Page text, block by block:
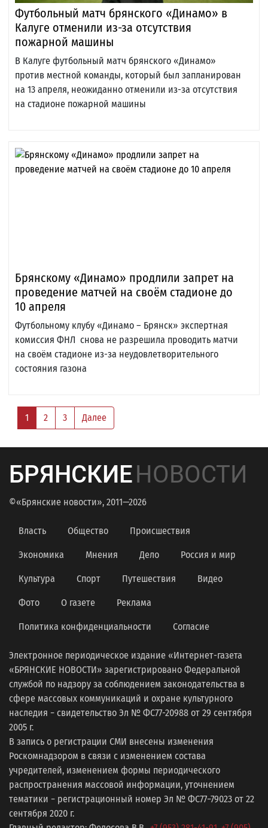
Футбольный матч брянского «Динамо» в
Калуге отменили из-за отсутствия
пожарной машины
В Калуге футбольный матч брянского «Динамо»
против местной команды, который был запланирован
на 13 апреля, неожиданно отменили из-за отсутствия
на стадионе пожарной машины
Брянскому «Динамо» продлили запрет на
проведение матчей на своём стадионе до
10 апреля
Футбольному клубу «Динамо – Брянск» экспертная
комиссия ФНЛ снова не разрешила проводить матчи
на своём стадионе из-за неудовлетворительного
состояния газона
1 2 3 Далее
БРЯНСКИЕНОВОСТИ
©«Брянские новости», 2011—2026
Власть Общество Происшествия
Экономика Мнения Дело Россия и мир
Культура Спорт Путешествия Видео
Фото О газете Реклама
Политика конфиденциальности Согласие
Электронное периодическое издание «Интернет-газета
«БРЯНСКИЕ НОВОСТИ» зарегистрировано Федеральной
службой по надзору за соблюдением законодательства в
сфере массовых коммуникаций и охране культурного
наследия − свидетельство Эл № ФС77-20988 от 29 сентября
2005 г.
В запись о регистрации СМИ внесены изменения
Роскомнадзором в связи с изменением состава
учредителей, изменением формы периодического
распространения массовой информации, уточнением
тематики − регистрационный номер Эл № ФС77−79023 от 22
сентября 2020 г.